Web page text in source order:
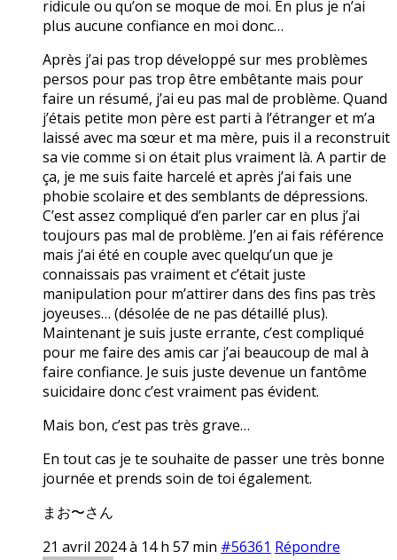
ridicule ou qu’on se moque de moi. En plus je n’ai
plus aucune confiance en moi donc…
Après j’ai pas trop développé sur mes problèmes
persos pour pas trop être embêtante mais pour
faire un résumé, j’ai eu pas mal de problème. Quand
j’étais petite mon père est parti à l’étranger et m’a
laissé avec ma sœur et ma mère, puis il a reconstruit
sa vie comme si on était plus vraiment là. A partir de
ça, je me suis faite harcelé et après j’ai fais une
phobie scolaire et des semblants de dépressions.
C’est assez compliqué d’en parler car en plus j’ai
toujours pas mal de problème. J’en ai fais référence
mais j’ai été en couple avec quelqu’un que je
connaissais pas vraiment et c’était juste
manipulation pour m’attirer dans des fins pas très
joyeuses… (désolée de ne pas détaillé plus).
Maintenant je suis juste errante, c’est compliqué
pour me faire des amis car j’ai beaucoup de mal à
faire confiance. Je suis juste devenue un fantôme
suicidaire donc c’est vraiment pas évident.
Mais bon, c’est pas très grave…
En tout cas je te souhaite de passer une très bonne
journée et prends soin de toi également.
まお〜さん
21 avril 2024 à 14 h 57 min #56361 Répondre